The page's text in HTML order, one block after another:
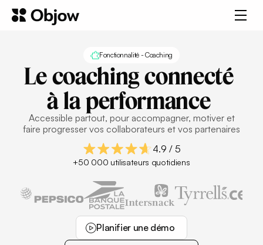
Fonctionnalité - Coaching
Le coaching connecté
à la performance
Accessible partout, pour accompagner, motiver et
faire progresser vos collaborateurs et vos partenaires
4.9 / 5
+50 000 utilisateurs quotidiens
Planifier une démo
Planifier une démo